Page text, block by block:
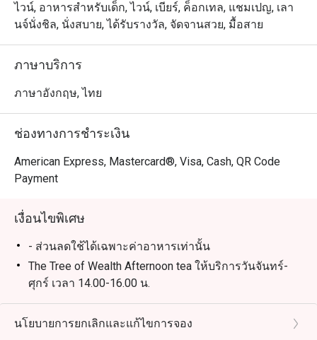
ไวน์, อาหารสำหรับเด็ก, ไวน์, เบียร์, ค็อกเทล, แชมเปญ, เลา
นจ์นั่งชิล, นั่งสบาย, ได้รับรางวัล, จัดจานสวย, มื้อสาย
ภาษาบริการ
ภาษาอังกฤษ, ไทย
ช่องทางการชำระเงิน
American Express, Mastercard®, Visa, Cash, QR Code
Payment
เงื่อนไขพิเศษ
- ส่วนลดใช้ได้เฉพาะค่าอาหารเท่านั้น
The Tree of Wealth Afternoon tea ให้บริการวันจันทร์-
ศุกร์ เวลา 14.00-16.00 น.
- กรุณาจองล่วงหน้าอย่างน้อย 45 นาที ชุดน้ำชายามบ่าย
จะพร้อมเสริฟใน 25 นาที หลังจากที่คุณลูกค้ามาถึง
นโยบายการยกเลิกและแก้ไขการจอง